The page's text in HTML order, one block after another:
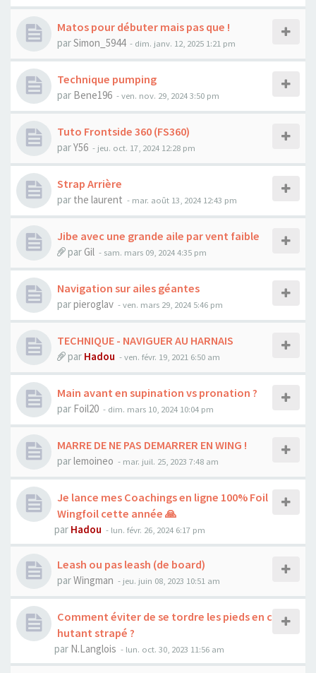
Matos pour débuter mais pas que !
parSimon_5944 - dim. janv. 12, 2025 1:21 pm
Technique pumping
par Bene196 -ven. nov. 29, 2024 3:50 pm
Tuto Frontside 360 (FS360)
parY56 - jeu. oct. 17, 2024 12:28 pm
Strap Arrière
par the laurent - mar. août 13, 2024 12:43 pm
Jibe avec une grande aile par vent faible
par Gil - sam. mars 09, 2024 4:35 pm
Navigation sur ailes géantes
parpieroglav -ven. mars 29, 2024 5:46 pm
TECHNIQUE - NAVIGUER AU HARNAIS
par Hadou -ven. févr. 19, 2021 6:50 am
Main avant en supination vs pronation ?
par Foil20 - dim. mars 10, 2024 10:04 pm
MARRE DE NE PAS DEMARRER EN WING !
parlemoineo - mar. juil. 25, 2023 7:48 am
Je lance mes Coachings en ligne 100% Foil
Wingfoil cette année 🙏
par Hadou - lun. févr. 26, 2024 6:17 pm
Leash ou pas leash (de board)
parWingman - jeu. juin 08, 2023 10:51 am
Comment éviter de se tordre les pieds en c
hutant strapé ?
par N.Langlois - lun. oct. 30, 2023 11:56 am